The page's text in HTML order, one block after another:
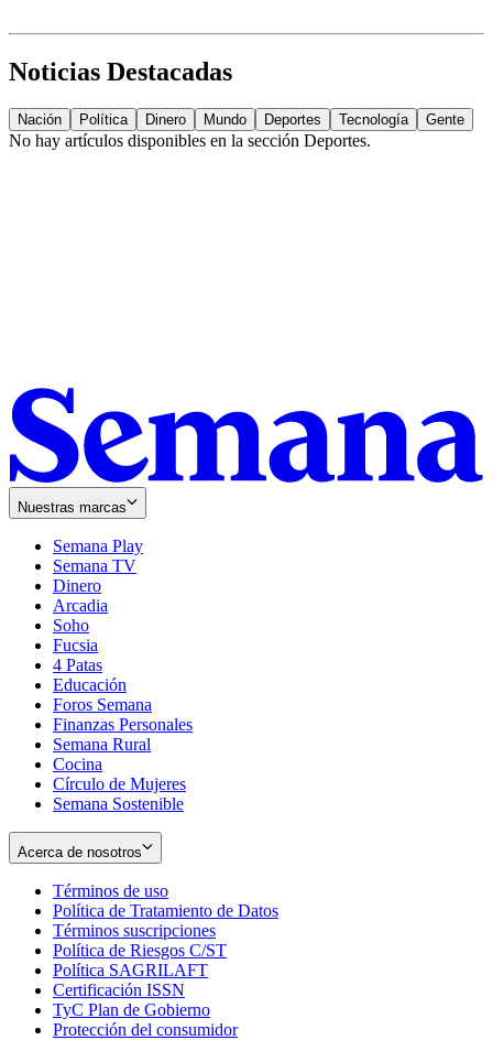
Noticias Destacadas
Nación Política Dinero Mundo Deportes Tecnología Gente
No hay artículos disponibles en la sección Deportes.
Nuestras marcas
Semana Play
Semana TV
Dinero
Arcadia
Soho
in
new
window
Fucsia
in
new
window
4 Patas
Educación
Foros Semana
Finanzas Personales
Semana Rural
Cocina
Círculo de Mujeres
Semana Sostenible
Acerca de nosotros
Términos de uso
in
new
window
Política de Tratamiento de Datos
Términos suscripciones
in
Política de Riesgos C/ST
Política SAGRILAFT
new
window
Certificación ISSN
in
new
TyC Plan de Gobierno
in
Protección del consumidorOpens